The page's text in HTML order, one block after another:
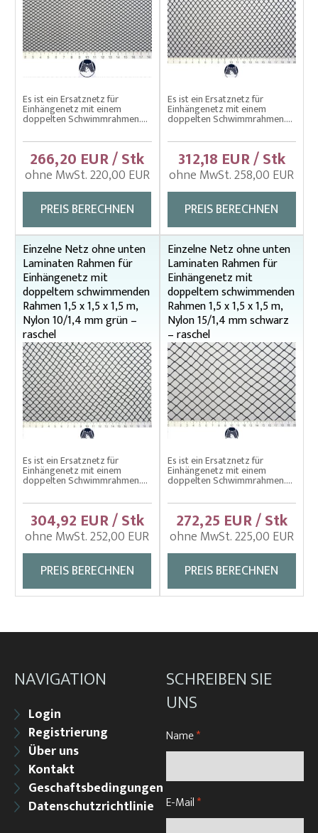
Es ist ein Ersatznetz für
Einhängenetz mit einem
doppelten Schwimmrahmen....
266,20 EUR / Stk
ohne MwSt. 220,00 EUR
PREIS BERECHNEN
Es ist ein Ersatznetz für
Einhängenetz mit einem
doppelten Schwimmrahmen....
312,18 EUR / Stk
ohne MwSt. 258,00 EUR
PREIS BERECHNEN
Einzelne Netz ohne unten
Laminaten Rahmen für
Einhängenetz mit
doppeltem schwimmenden
Rahmen 1,5 x 1,5 x 1,5 m,
Nylon 10/1,4 mm grün –
raschel
Es ist ein Ersatznetz für
Einhängenetz mit einem
doppelten Schwimmrahmen....
304,92 EUR / Stk
ohne MwSt. 252,00 EUR
PREIS BERECHNEN
Einzelne Netz ohne unten
Laminaten Rahmen für
Einhängenetz mit
doppeltem schwimmenden
Rahmen 1,5 x 1,5 x 1,5 m,
Nylon 15/1,4 mm schwarz
– raschel
Es ist ein Ersatznetz für
Einhängenetz mit einem
doppelten Schwimmrahmen....
272,25 EUR / Stk
ohne MwSt. 225,00 EUR
PREIS BERECHNEN
NAVIGATION
Login
Registrierung
Über uns
Kontakt
Geschaftsbedingungen
Datenschutzrichtlinie
SCHREIBEN SIE
UNS
Name*
E-Mail*